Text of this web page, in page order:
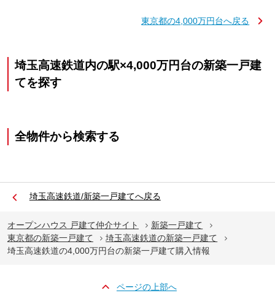
東京都の4,000万円台へ戻る
埼玉高速鉄道内の駅×4,000万円台の新築一戸建
てを探す
全物件から検索する
埼玉高速鉄道/新築一戸建てへ戻る
オープンハウス 戸建て仲介サイト
新築一戸建て
東京都の新築一戸建て
埼玉高速鉄道の新築一戸建て
埼玉高速鉄道の4,000万円台の新築一戸建て購入情報
ページの上部へ